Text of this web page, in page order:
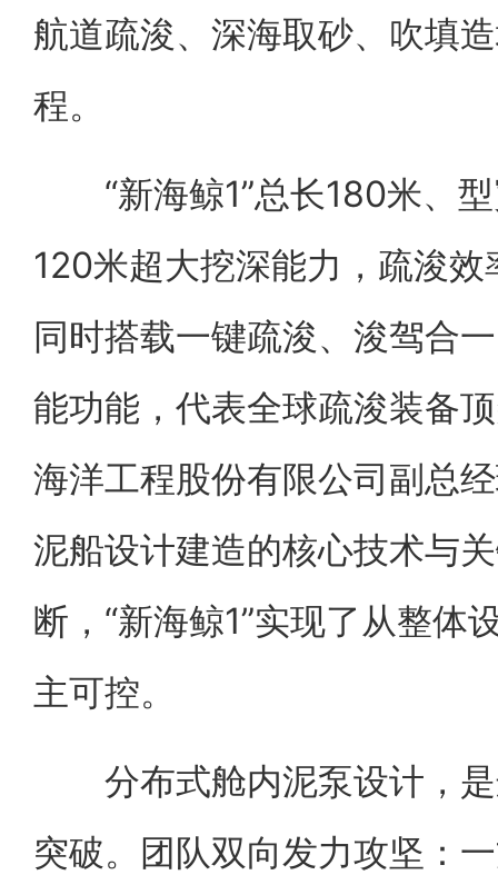
航道疏浚、深海取砂、吹填
程。
“新海鲸1”总长180米、型
120米超大挖深能力，疏浚
同时搭载一键疏浚、浚驾合
能功能，代表全球疏浚装备
海洋工程股份有限公司副总
泥船设计建造的核心技术与
断，“新海鲸1”实现了从整体
主可控。
分布式舱内泥泵设计，是
突破。团队双向发力攻坚：